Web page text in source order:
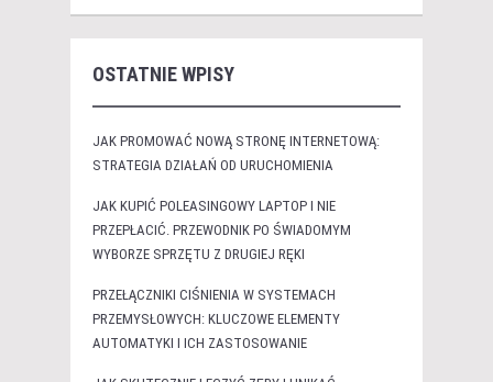
OSTATNIE WPISY
JAK PROMOWAĆ NOWĄ STRONĘ INTERNETOWĄ:
STRATEGIA DZIAŁAŃ OD URUCHOMIENIA
JAK KUPIĆ POLEASINGOWY LAPTOP I NIE
PRZEPŁACIĆ. PRZEWODNIK PO ŚWIADOMYM
WYBORZE SPRZĘTU Z DRUGIEJ RĘKI
PRZEŁĄCZNIKI CIŚNIENIA W SYSTEMACH
PRZEMYSŁOWYCH: KLUCZOWE ELEMENTY
AUTOMATYKI I ICH ZASTOSOWANIE